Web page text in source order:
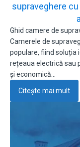
supraveghere
Ghid camere de
Camerele de
populare, fiind soluția
rețeaua electrică sau
și economică…
Citește mai mult